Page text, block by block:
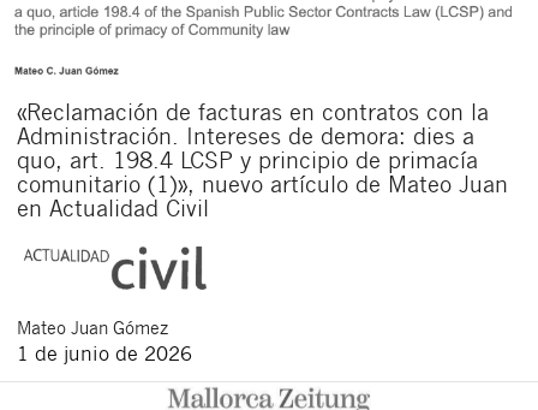
«Reclamación de facturas en contratos con la
Administración. Intereses de demora: dies a
quo, art. 198.4 LCSP y principio de primacía
comunitario (1)», nuevo artículo de Mateo Juan
en Actualidad Civil
Mateo Juan Gómez
1 de junio de 2026